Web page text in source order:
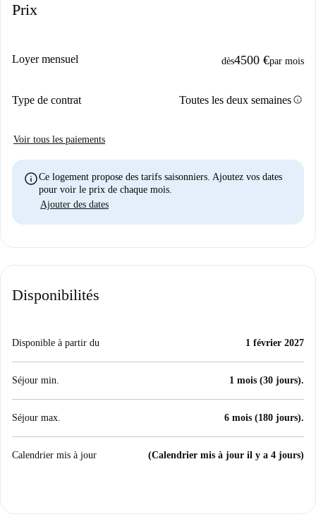
Prix
Loyer mensuel dès4500 €par mois
Type de contrat Toutes les deux semainesinfo
Voir tous les paiements
infoCe logement propose des tarifs saisonniers. Ajoutez vos dates
pour voir le prix de chaque mois.
Ajouter des dates
Disponibilités
Disponible à partir du 1 février 2027
Séjour min. 1 mois (30 jours).
Séjour max. 6 mois (180 jours).
Calendrier mis à jour (Calendrier mis à jour il y a 4 jours)